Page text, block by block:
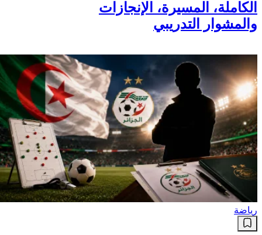
الكاملة، المسيرة، الإنجازات
والمشوار التدريبي
رياضة